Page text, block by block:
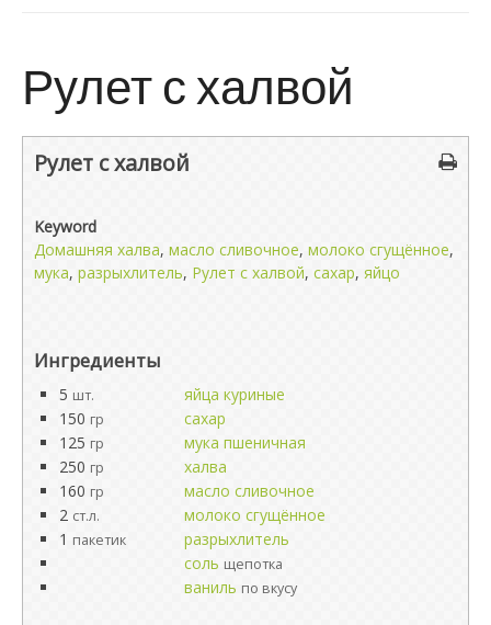
Рулет с халвой
Рулет с халвой
Keyword
Домашняя халва, масло сливочное, молоко сгущённое,
мука, разрыхлитель, Рулет с халвой, сахар, яйцо
Ингредиенты
5 шт.
яйца куриные
150 гр
сахар
125 гр
мука пшеничная
250 гр
халва
160 гр
масло сливочное
2 ст.л.
молоко сгущённое
1 пакетик
разрыхлитель
соль щепотка
ваниль по вкусу